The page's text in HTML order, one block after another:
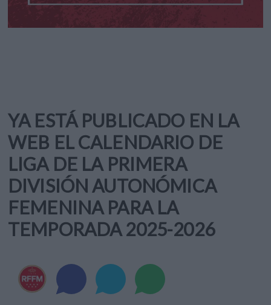
YA ESTÁ PUBLICADO EN LA
WEB EL CALENDARIO DE
LIGA DE LA PRIMERA
DIVISIÓN AUTONÓMICA
FEMENINA PARA LA
TEMPORADA 2025-2026